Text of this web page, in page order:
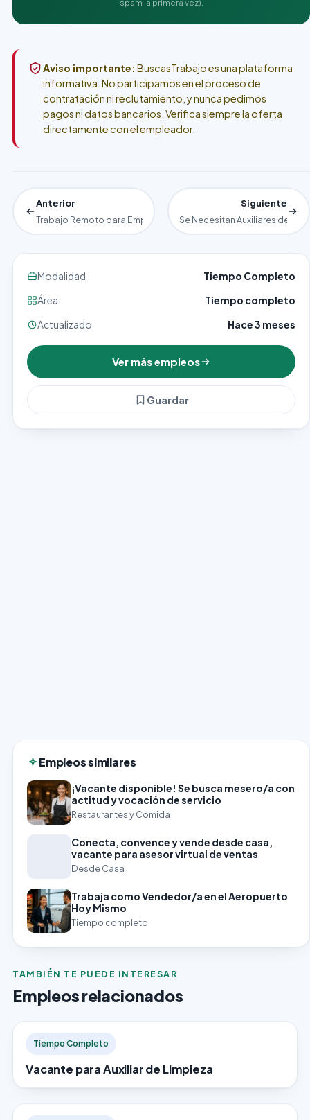
spam la primera vez).
Aviso importante: BuscasTrabajo es una plataforma
informativa. No participamos en el proceso de
contratación ni reclutamiento, y nunca pedimos
pagos ni datos bancarios. Verifica siempre la oferta
directamente con el empleador.
Anterior
Trabajo Remoto para Empresa Extranjera
Siguiente
Se Necesitan Auxiliares de
Modalidad
Tiempo Completo
Área
Tiempo completo
Actualizado
Hace 3 meses
Ver más empleos
Guardar
Empleos similares
¡Vacante disponible! Se busca mesero/a con
actitud y vocación de servicio
Restaurantes y Comida
Conecta, convence y vende desde casa,
vacante para asesor virtual de ventas
Desde Casa
Trabaja como Vendedor/a en el Aeropuerto
Hoy Mismo
Tiempo completo
TAMBIÉN TE PUEDE INTERESAR
Empleos relacionados
Tiempo Completo
Vacante para Auxiliar de Limpieza